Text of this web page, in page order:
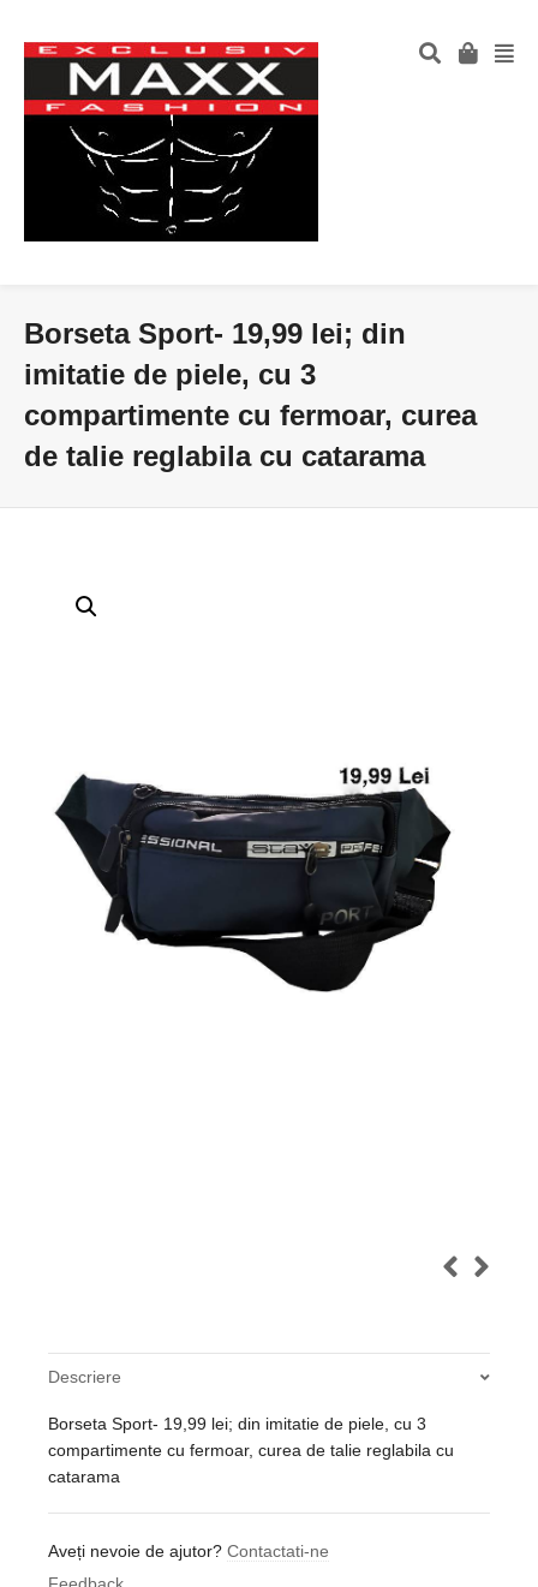
Borseta Sport- 19,99 lei; din
imitatie de piele, cu 3
compartimente cu fermoar, curea
de talie reglabila cu catarama
Descriere
Borseta Sport- 19,99 lei; din imitatie de piele, cu 3
compartimente cu fermoar, curea de talie reglabila cu
catarama
Aveți nevoie de ajutor? Contactati-ne